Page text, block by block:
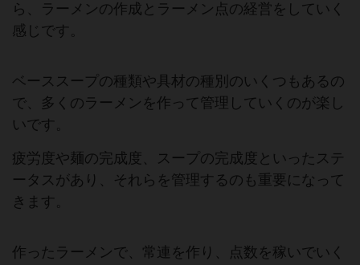
ら、ラーメンの作成とラーメン点の経営をしていく
感じです。
ベーススープの種類や具材の種別のいくつもあるの
で、多くのラーメンを作って管理していくのが楽し
いです。
疲労度や麺の完成度、スープの完成度といったステ
ータスがあり、それらを管理するのも重要になって
きます。
作ったラーメンで、常連を作り、点数を稼いでいく